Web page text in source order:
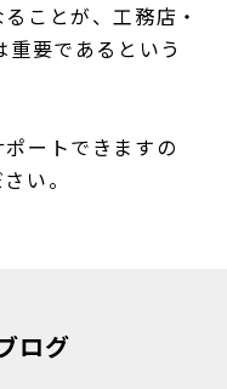
ことが、工務店・
要であるという
ートできますの
い。
ログ